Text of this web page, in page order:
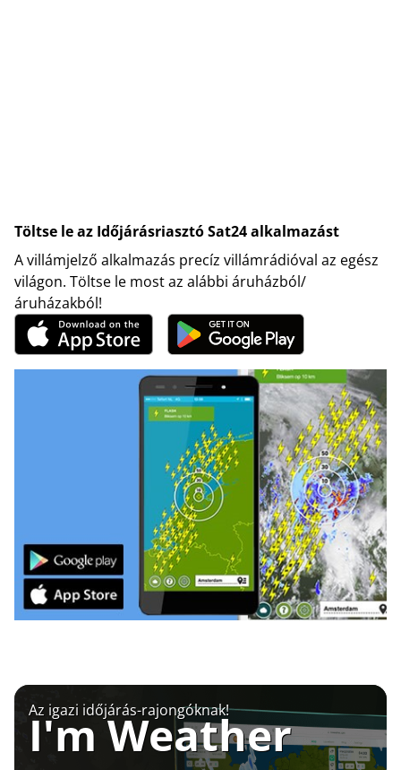
Töltse le az Időjárásriasztó Sat24 alkalmazást
A villámjelző alkalmazás precíz villámrádióval az egész
világon. Töltse le most az alábbi áruházból/
áruházakból!
Az igazi időjárás-rajongóknak!
I'm Weather